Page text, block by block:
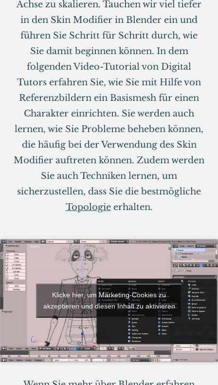
Achse zu skalieren. Tauchen wir viel tiefer
in den Skin Modifier in Blender ein und
führen Sie Schritt für Schritt durch, wie
Sie damit beginnen können. In dem
folgenden Video-Tutorial von Digital
Tutors erfahren Sie, wie Sie mit Hilfe von
Referenzbildern ein Basismesh für einen
Charakter einrichten. Sie werden auch
lernen, wie Sie Probleme beheben können,
die häufig bei der Verwendung des Skin
Modifier auftreten können. Zudem werden
Sie auch Techniken lernen, um
sicherzustellen, dass Sie die bestmögliche
Topologieerhalten.
Klicke hier, um Marketing-Cookies zu
akzeptieren und diesen Inhalt zu aktivieren